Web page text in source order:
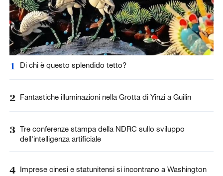
1 Di chi è questo splendido tetto?
2 Fantastiche illuminazioni nella Grotta di Yinzi a Guilin
3 Tre conferenze stampa della NDRC sullo sviluppo
dell'intelligenza artificiale
4 Imprese cinesi e statunitensi si incontrano a Washington